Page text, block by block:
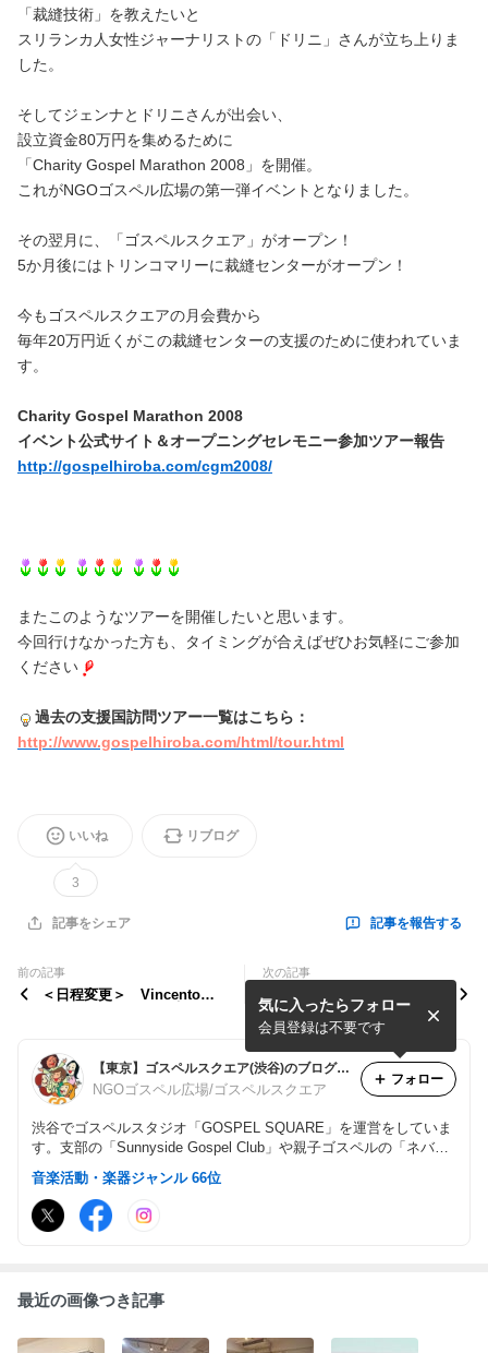
「裁縫技術」を教えたいと
スリランカ人女性ジャーナリストの「ドリニ」さんが立ち上りま
した。
そしてジェンナとドリニさんが出会い、
設立資金80万円を集めるために
「Charity Gospel Marathon 2008」を開催。
これがNGOゴスペル広場の第一弾イベントとなりました。
その翌月に、「ゴスペルスクエア」がオープン！
5か月後にはトリンコマリーに裁縫センターがオープン！
今もゴスペルスクエアの月会費から
毎年20万円近くがこの裁縫センターの支援のために使われていま
す。
Charity Gospel Marathon 2008
イベント公式サイト＆オープニングセレモニー参加ツアー報告
http://gospelhiroba.com/cgm2008/
またこのようなツアーを開催したいと思います。
今回行けなかった方も、タイミングが合えばぜひお気軽にご参加
ください
過去の支援国訪問ツアー一覧はこちら：
http://www.gospelhiroba.com/html/tour.html
いいね
3
リブログ
記事をシェア 記事を報告する
前の記事
＜日程変更＞ Vincento
次の記事
【報告】2月15日(日)GQFam
ilyフットサル部活動
【東京】ゴスペルスクエア(渋谷)のブログ★GQファミリーの日々～NGOゴスペル広場～
NGOゴスペル広場/ゴスペルスクエア
渋谷でゴスペルスタジオ「GOSPEL SQUARE」を運営をしていま
す。支部の「Sunnyside Gospel Club」や親子ゴスペルの「ネバー
ランド」を合わせて「GQ Family」と呼んでいます。合言葉は、
『Sing in Unity. Live in Peace.』（ひとつになって歌い、平和に生
きよう）
気に入ったらフォロー
会員登録は不要です
フォロー
音楽活動・楽器ジャンル 66位
最近の画像つき記事